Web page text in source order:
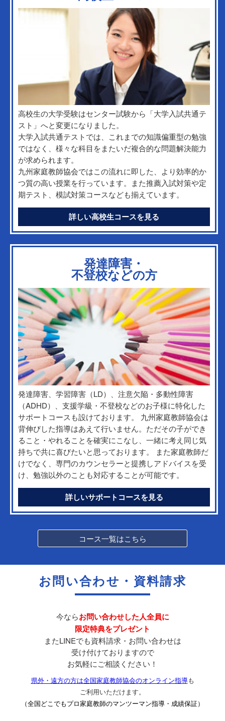
高校生の大学受験はセンター試験から「大学入試共通テ
スト」へと変更になりました。
大学入試共通テストでは、これまでの知識偏重型の勉強
ではなく、様々な科目をまたいだ複合的な問題解決能力
が求められます。
九州家庭教師協会ではこの流れに即した、より効率的か
つ質の高い授業を行っています。また推薦入試対策や定
期テスト、模試対策コースなども揃えています。
詳しい高校生コースを見る
発達障害・
不登校などの方
発達障害、学習障害（LD）、注意欠陥・多動性障害
（ADHD）、支援学級・不登校などのお子様に特化した
サポートコースも設けております。 九州家庭教師協会は
背伸びした指導はあえて行いません。ただその子ができ
ること・やれることを確実にこなし、一緒に考え同じ気
持ちで共に喜びたいと思っております。 また家庭教師だ
けでなく、専門のカウンセラーと提携しアドバイスを受
け、勉強以外のことも対応することが可能です。
詳しいサポートコースを見る
コース一覧はこちら
お問い合わせ・資料請求
今ならお問い合わせした人全員に
限定特典をプレゼント
またLINEでも資料請求・お問い合わせは
受け付けておりますので
お気軽にご相談ください！
県外・遠方の方は全国家庭教師協会のオンライン指導も
ご利用いただけます。
（全国どこでもプロ家庭教師のマンツーマン指導・成績保証）